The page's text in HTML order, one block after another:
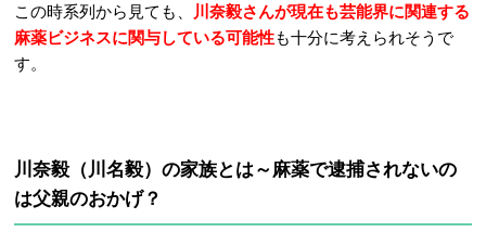
この時系列から見ても、
川奈毅さんが現在も芸能界に関連する
麻薬ビジネスに関与している可能性も十分に考えられそうで
す。
川奈毅（川名毅）の家族とは～麻薬で逮捕されないの
は父親のおかげ？